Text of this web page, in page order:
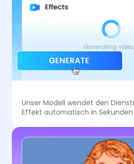
Unser Modell wendet den
Effekt automatisch in